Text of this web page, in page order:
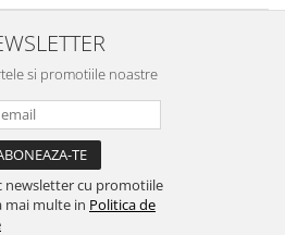
si promotiile noastre
newsletter cu promotiile
mai multe in Politica de